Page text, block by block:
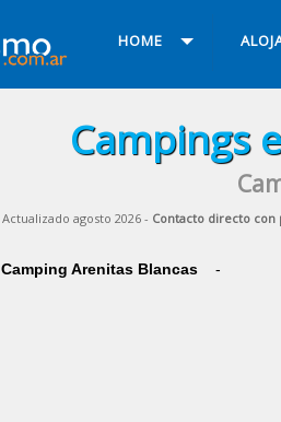
HOME
Campings
Actualizado agosto 2026 - Contacto directo con
Camping Arenitas Blancas -